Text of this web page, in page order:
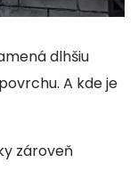
dlhšiu
A kde je
zároveň